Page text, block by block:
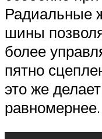
Радиальные
шины
более
пятно
это же
равномернее.